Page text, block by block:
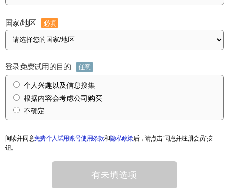
国家/地区 必填
登录免费试用的目的 任意
个人兴趣以及信息搜集
根据内容会考虑公司购买
不确定
阅读并同意免费个人试用账号使用条款和隐私政策后，请点击“同意并注册会员”按
钮。